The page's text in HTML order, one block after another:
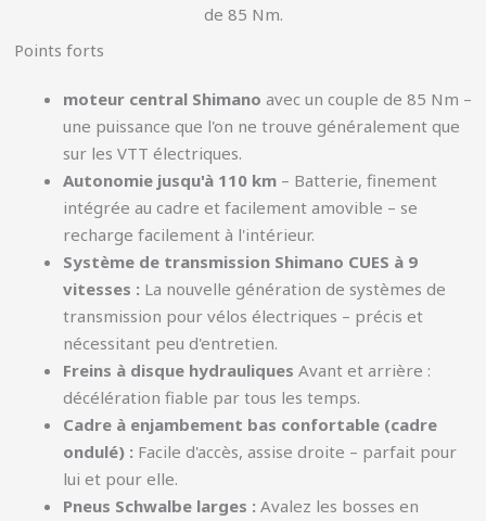
de 85 Nm.
Points forts
moteur central Shimano avec un couple de 85 Nm –
une puissance que l'on ne trouve généralement que
sur les VTT électriques.
Autonomie jusqu'à 110 km – Batterie, finement
intégrée au cadre et facilement amovible – se
recharge facilement à l'intérieur.
Système de transmission Shimano CUES à 9
vitesses : La nouvelle génération de systèmes de
transmission pour vélos électriques – précis et
nécessitant peu d'entretien.
Freins à disque hydrauliques Avant et arrière :
décélération fiable par tous les temps.
Cadre à enjambement bas confortable (cadre
ondulé) : Facile d'accès, assise droite – parfait pour
lui et pour elle.
Pneus Schwalbe larges : Avalez les bosses en